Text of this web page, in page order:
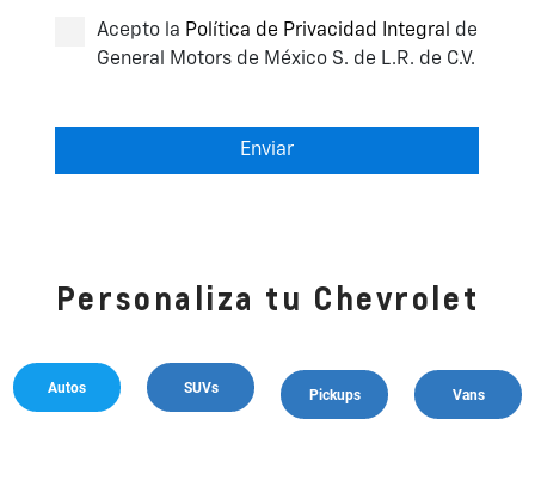
Personaliza tu Chevrolet
Autos SUVs Pickups Vans